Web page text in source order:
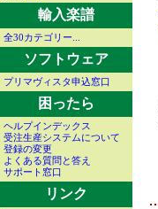
輸入楽譜
全30カテゴリー...
ソフトウェア
プリマヴィスタ申込窓口
困ったら
ヘルプインデックス
受注生産システムについて
登録の変更
よくある質問と答え
サポート窓口
リンク